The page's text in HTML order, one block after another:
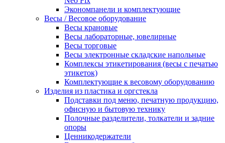
Экономпанели и комплектующие
Весы / Весовое оборудование
Весы крановые
Весы лабораторные, ювелирные
Весы торговые
Весы электронные складские напольные
Комплексы этикетирования (весы с печатью
этикеток)
Комплектующие к весовому оборудованию
Изделия из пластика и оргстекла
Подставки под меню, печатную продукцию,
офисную и бытовую технику
Полочные разделители, толкатели и задние
опоры
Ценникодержатели